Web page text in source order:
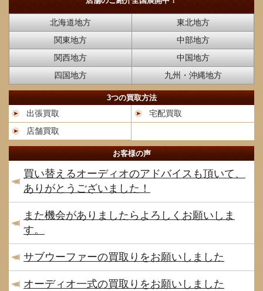
北海道地方
東北地方
関東地方
中部地方
関西地方
中国地方
四国地方
九州・沖縄地方
3つの買取方法
出張買取
宅配買取
店舗買取
お客様の声
買い替えるオーディオのアドバイスも頂いて、
ありがとうございました！
また機会がありましたらよろしくお願いしま
す。
サブウーファーの買取りをお願いしました
オーディオ一式の買取りをお願いしました